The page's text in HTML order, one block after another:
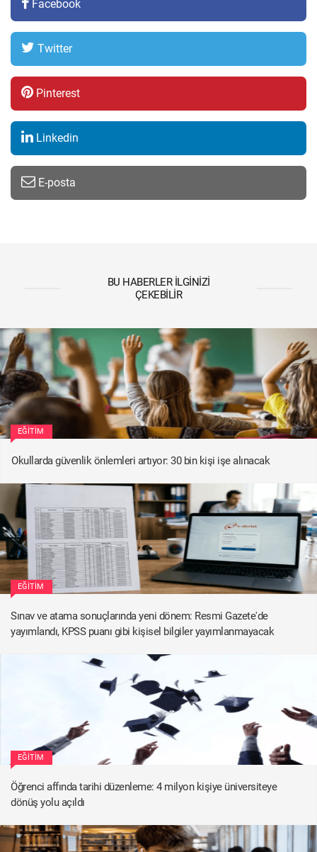
Facebook
Twitter
Pinterest
Linkedin
E-posta
BU HABERLER İLGINIZI
ÇEKEBILIR
EĞITIM
Okullarda güvenlik önlemleri artıyor: 30 bin kişi işe alınacak
EĞITIM
Sınav ve atama sonuçlarında yeni dönem: Resmi Gazete'de
yayımlandı, KPSS puanı gibi kişisel bilgiler yayımlanmayacak
EĞITIM
Öğrenci affında tarihi düzenleme: 4 milyon kişiye üniversiteye
dönüş yolu açıldı